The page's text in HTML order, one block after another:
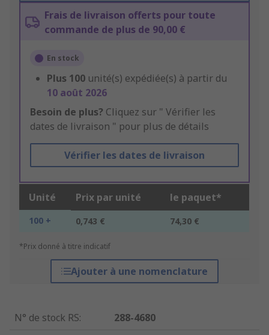
Frais de livraison offerts pour toute
commande de plus de 90,00 €
En stock
Plus 100 unité(s) expédiée(s) à partir du
10 août 2026
Besoin de plus? Cliquez sur " Vérifier les
dates de livraison " pour plus de détails
Vérifier les dates de livraison
Unité Prix par unité le paquet*
100 + 0,743 € 74,30 €
*Prix donné à titre indicatif
Ajouter à une nomenclature
N° de stock RS:
288-4680